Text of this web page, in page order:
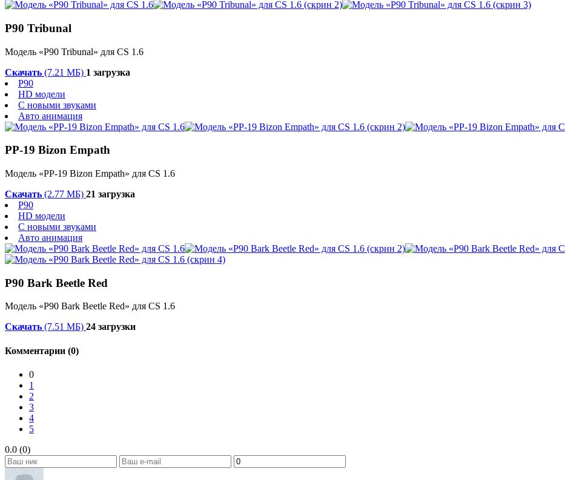
P90 Tribunal
Модель «P90 Tribunal» для CS 1.6
Скачать (7.21 МБ) 1 загрузка
P90
HD модели
С новыми звуками
Авто анимация
PP-19 Bizon Empath
Модель «PP-19 Bizon Empath» для CS 1.6
Скачать (2.77 МБ) 21 загрузка
P90
HD модели
С новыми звуками
Авто анимация
P90 Bark Beetle Red
Модель «P90 Bark Beetle Red» для CS 1.6
Скачать (7.51 МБ) 24 загрузки
Комментарии (0)
0
1
2
3
4
5
0.0 (0)